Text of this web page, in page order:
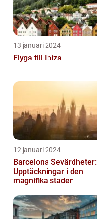
13 januari 2024
Flyga till Ibiza
12 januari 2024
Barcelona Sevärdheter:
Upptäckningar i den
magnifika staden